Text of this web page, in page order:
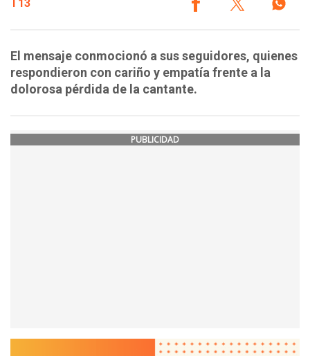
T13
El mensaje conmocionó a sus seguidores, quienes
respondieron con cariño y empatía frente a la
dolorosa pérdida de la cantante.
PUBLICIDAD